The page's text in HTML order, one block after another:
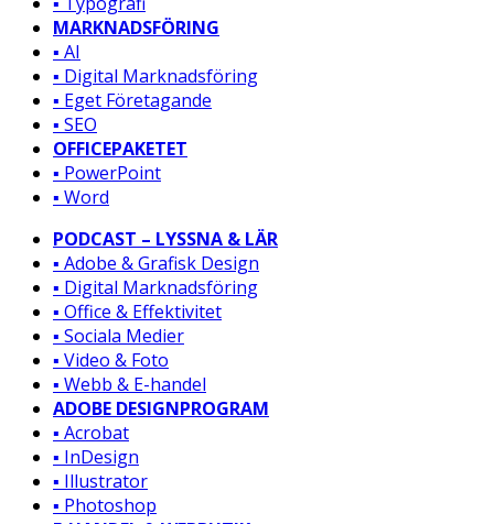
MARKNADSFÖRING
▪️ AI
▪️ Digital Marknadsföring
▪️ Eget Företagande
▪️ SEO
OFFICEPAKETET
▪️ PowerPoint
▪️ Word
PODCAST – LYSSNA & LÄR
▪️ Adobe & Grafisk Design
▪️ Digital Marknadsföring
▪️ Office & Effektivitet
▪️ Sociala Medier
▪️ Video & Foto
▪️ Webb & E-handel
ADOBE DESIGNPROGRAM
▪️ Acrobat
▪️ InDesign
▪️ Illustrator
▪️ Photoshop